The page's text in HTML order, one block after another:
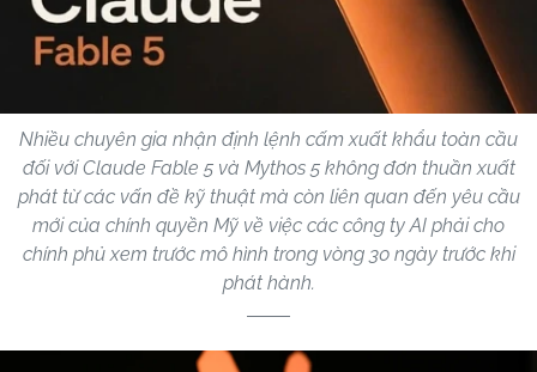
Nhiều chuyên gia nhận định lệnh cấm xuất khẩu toàn cầu
đối với Claude Fable 5 và Mythos 5 không đơn thuần xuất
phát từ các vấn đề kỹ thuật mà còn liên quan đến yêu cầu
mới của chính quyền Mỹ về việc các công ty AI phải cho
chính phủ xem trước mô hình trong vòng 30 ngày trước khi
phát hành.